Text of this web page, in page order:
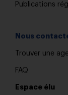
Publications
Nous
Trouver une
FAQ
Espace élu